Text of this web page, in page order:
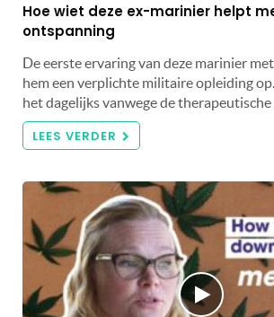
Hoe wiet deze ex-marinier helpt
ontspanning
De eerste ervaring van deze marinier
hem een ​​verplichte militaire opleiding
het dagelijks vanwege de
LEES VERDER